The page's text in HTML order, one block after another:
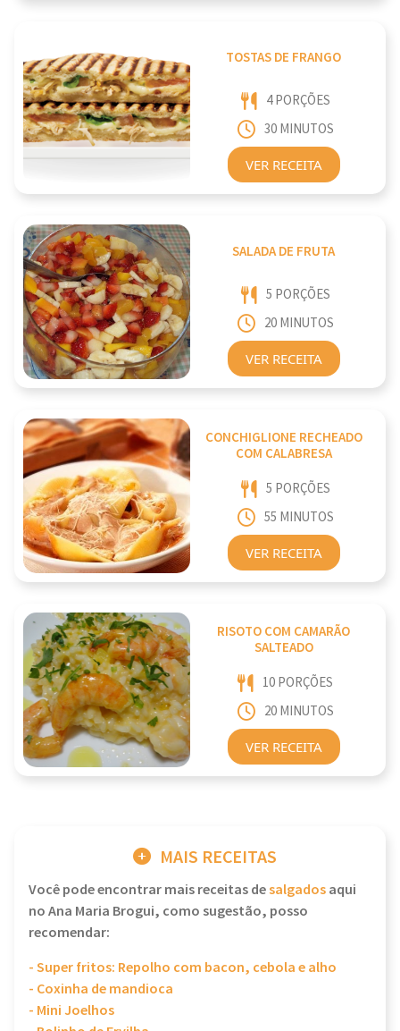
TOSTAS DE FRANGO
4 PORÇÕES
30 MINUTOS
VER RECEITA
SALADA DE FRUTA
5 PORÇÕES
20 MINUTOS
VER RECEITA
CONCHIGLIONE RECHEADO
COM CALABRESA
5 PORÇÕES
55 MINUTOS
VER RECEITA
RISOTO COM CAMARÃO
SALTEADO
10 PORÇÕES
20 MINUTOS
VER RECEITA
MAIS RECEITAS
Você pode encontrar mais receitas desalgadosaqui
no Ana Maria Brogui, como sugestão, posso
recomendar:
- Super fritos: Repolho com bacon, cebola e alho
- Coxinha de mandioca
- Mini Joelhos